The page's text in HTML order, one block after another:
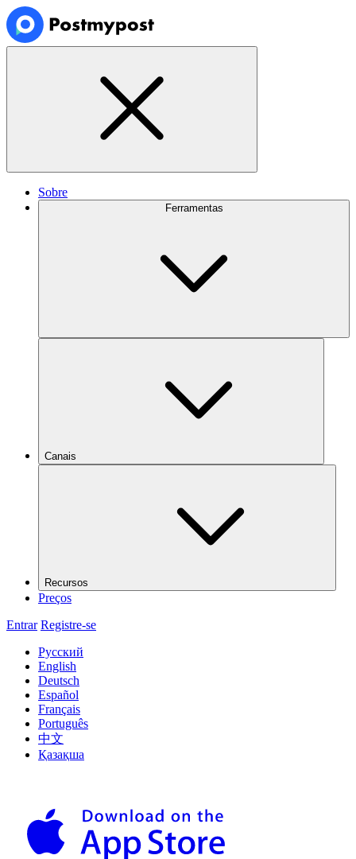
Sobre
Ferramentas
Canais
Recursos
Preços
Entrar Registre-se
Русский
English
Deutsch
Español
Français
Português
中文
Қазақша